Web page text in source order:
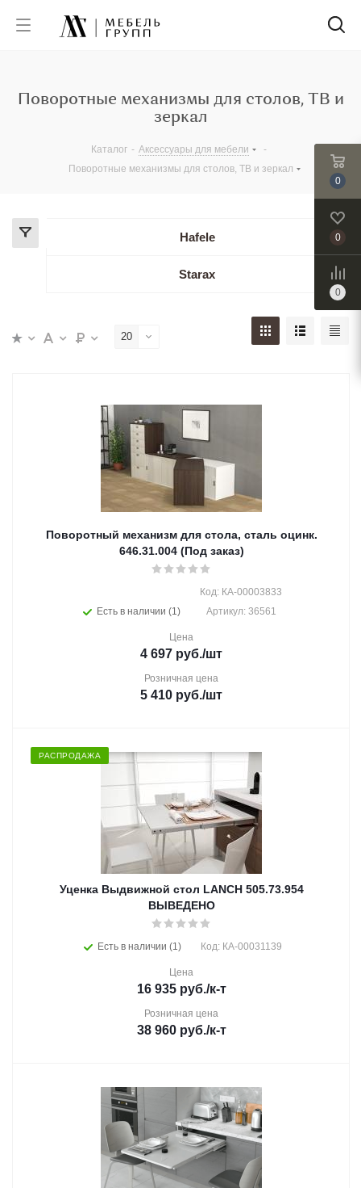
Поворотные механизмы для столов, ТВ и
зеркал
Каталог - Аксессуары для мебели
-
Поворотные механизмы для столов, ТВ и зеркал
Hafele
Starax
20
Поворотный механизм для стола, сталь оцинк.
646.31.004 (Под заказ)
Есть в наличии (1)
Код: КА-00003833
Артикул: 36561
Цена
4 697 руб./шт
Розничная цена
5 410 руб./шт
РАСПРОДАЖА
Уценка Выдвижной стол LANCH 505.73.954
ВЫВЕДЕНО
Есть в наличии (1) Код: КА-00031139
Цена
16 935руб./к-т
Розничная цена
38 960руб./к-т
0
0
0